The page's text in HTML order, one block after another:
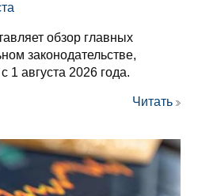
обзор главных
законодательстве,
1 августа 2026 года.
Читать